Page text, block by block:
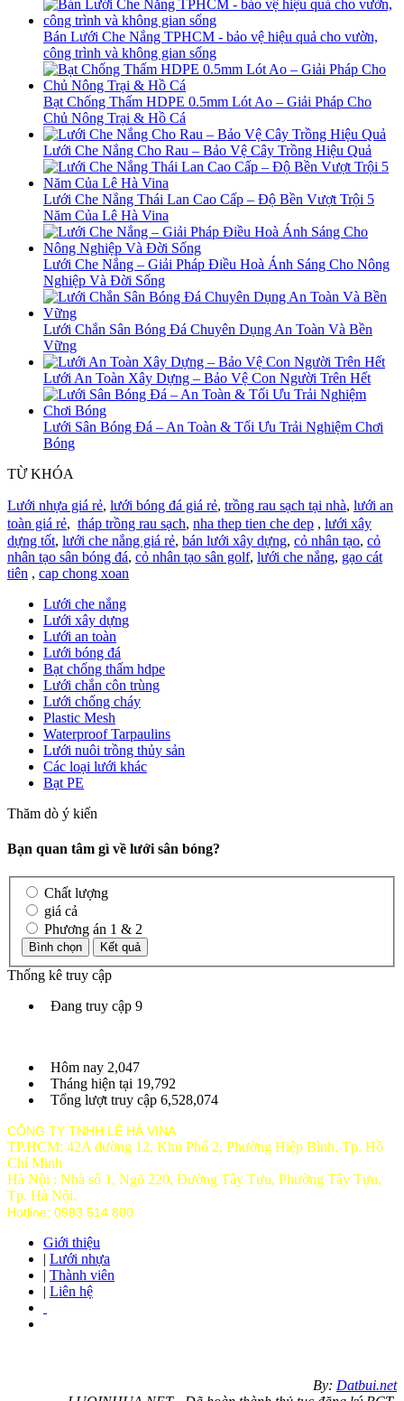
Bán Lưới Che Nắng TPHCM - bảo vệ hiệu quả cho vườn,
công trình và không gian sống
Bạt Chống Thấm HDPE 0.5mm Lót Ao – Giải Pháp Cho
Chủ Nông Trại & Hồ Cá
Lưới Che Nắng Cho Rau – Bảo Vệ Cây Trồng Hiệu Quả
Lưới Che Nắng Thái Lan Cao Cấp – Độ Bền Vượt Trội 5
Năm Của Lê Hà Vina
Lưới Che Nắng – Giải Pháp Điều Hoà Ánh Sáng Cho Nông
Nghiệp Và Đời Sống
Lưới Chắn Sân Bóng Đá Chuyên Dụng An Toàn Và Bền
Vững
Lưới An Toàn Xây Dựng – Bảo Vệ Con Người Trên Hết
Lưới Sân Bóng Đá – An Toàn & Tối Ưu Trải Nghiệm Chơi
Bóng
TỪ KHÓA
Lưới nhựa giá rẻ, lưới bóng đá giá rẻ, trồng rau sạch tại nhà, lưới an
toàn giá rẻ, tháp trồng rau sạch, nha thep tien che dep , lưới xây
dựng tốt, lưới che nắng giá rẻ, bán lưới xây dựng, cỏ nhân tạo, cỏ
nhân tạo sân bóng đá, cỏ nhân tạo sân golf, lưới che nắng, gạo cát
tiên , cap chong xoan
Lưới che nắng
Lưới xây dựng
Lưới an toàn
Lưới bóng đá
Bạt chống thấm hdpe
Lưới chắn côn trùng
Lưới chống cháy
Plastic Mesh
Waterproof Tarpaulins
Lưới nuôi trồng thủy sản
Các loại lưới khác
Bạt PE
Thăm dò ý kiến
Bạn quan tâm gì về lưới sân bóng?
Chất lượng
giá cả
Phương án 1 & 2
Thống kê truy cập
Đang truy cập 9
Hôm nay 2,047
Tháng hiện tại 19,792
Tổng lượt truy cập 6,528,074
CÔNG TY TNHH LÊ HÀ VINA
TP.HCM: 42A đường 12, Khu Phố 2, Phường Hiệp Bình, Tp. Hồ
Chí Minh
Hà Nội : Nhà số 1, Ngõ 220, Đường Tây Tựu, Phường Tây Tựu,
Tp. Hà Nội.
Hotline: 0983 514 800
Giới thiệu
| Lưới nhựa
| Thành viên
| Liên hệ
By: Datbui.net